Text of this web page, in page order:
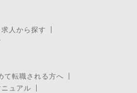
人から探す
て転職される方へ
ュアル